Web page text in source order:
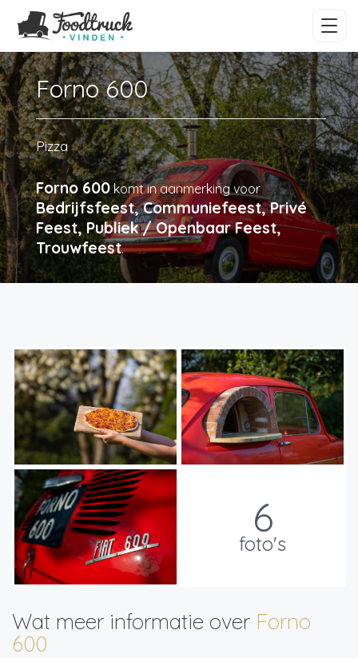
Forno 600
Pizza
Forno 600komt in aanmerking voor
Bedrijfsfeest, Communiefeest, Privé
Feest, Publiek / Openbaar Feest,
Trouwfeest.
6
foto's
Wat meer informatie over Forno
600